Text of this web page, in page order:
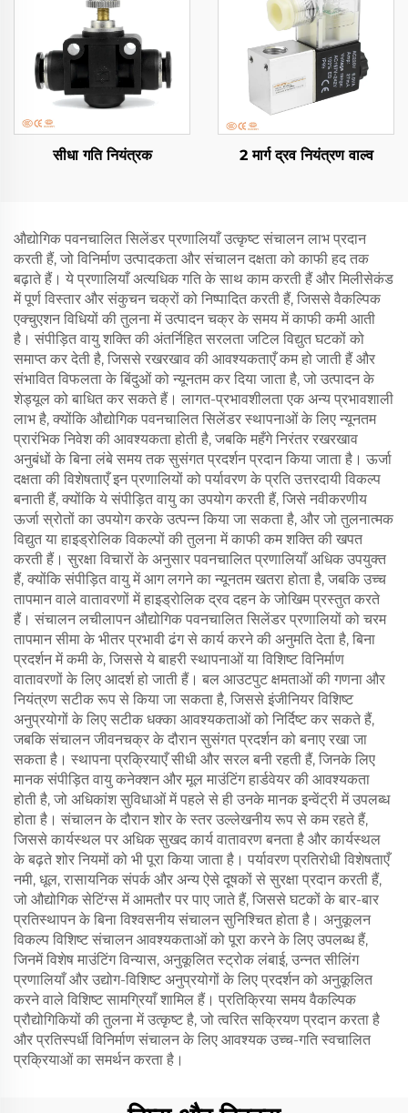
सीधा गति नियंत्रक 2 मार्ग द्रव नियंत्रण वाल्व
औद्योगिक पवनचालित सिलेंडर प्रणालियाँ उत्कृष्ट संचालन लाभ प्रदान
करती हैं, जो विनिर्माण उत्पादकता और संचालन दक्षता को काफी हद तक
बढ़ाते हैं। ये प्रणालियाँ अत्यधिक गति के साथ काम करती हैं और मिलीसेकंड
में पूर्ण विस्तार और संकुचन चक्रों को निष्पादित करती हैं, जिससे वैकल्पिक
एक्चुएशन विधियों की तुलना में उत्पादन चक्र के समय में काफी कमी आती
है। संपीड़ित वायु शक्ति की अंतर्निहित सरलता जटिल विद्युत घटकों को
समाप्त कर देती है, जिससे रखरखाव की आवश्यकताएँ कम हो जाती हैं और
संभावित विफलता के बिंदुओं को न्यूनतम कर दिया जाता है, जो उत्पादन के
शेड्यूल को बाधित कर सकते हैं। लागत-प्रभावशीलता एक अन्य प्रभावशाली
लाभ है, क्योंकि औद्योगिक पवनचालित सिलेंडर स्थापनाओं के लिए न्यूनतम
प्रारंभिक निवेश की आवश्यकता होती है, जबकि महँगे निरंतर रखरखाव
अनुबंधों के बिना लंबे समय तक सुसंगत प्रदर्शन प्रदान किया जाता है। ऊर्जा
दक्षता की विशेषताएँ इन प्रणालियों को पर्यावरण के प्रति उत्तरदायी विकल्प
बनाती हैं, क्योंकि ये संपीड़ित वायु का उपयोग करती हैं, जिसे नवीकरणीय
ऊर्जा स्रोतों का उपयोग करके उत्पन्न किया जा सकता है, और जो तुलनात्मक
विद्युत या हाइड्रोलिक विकल्पों की तुलना में काफी कम शक्ति की खपत
करती हैं। सुरक्षा विचारों के अनुसार पवनचालित प्रणालियाँ अधिक उपयुक्त
हैं, क्योंकि संपीड़ित वायु में आग लगने का न्यूनतम खतरा होता है, जबकि उच्च
तापमान वाले वातावरणों में हाइड्रोलिक द्रव दहन के जोखिम प्रस्तुत करते
हैं। संचालन लचीलापन औद्योगिक पवनचालित सिलेंडर प्रणालियों को चरम
तापमान सीमा के भीतर प्रभावी ढंग से कार्य करने की अनुमति देता है, बिना
प्रदर्शन में कमी के, जिससे ये बाहरी स्थापनाओं या विशिष्ट विनिर्माण
वातावरणों के लिए आदर्श हो जाती हैं। बल आउटपुट क्षमताओं की गणना और
नियंत्रण सटीक रूप से किया जा सकता है, जिससे इंजीनियर विशिष्ट
अनुप्रयोगों के लिए सटीक धक्का आवश्यकताओं को निर्दिष्ट कर सकते हैं,
जबकि संचालन जीवनचक्र के दौरान सुसंगत प्रदर्शन को बनाए रखा जा
सकता है। स्थापना प्रक्रियाएँ सीधी और सरल बनी रहती हैं, जिनके लिए
मानक संपीड़ित वायु कनेक्शन और मूल माउंटिंग हार्डवेयर की आवश्यकता
होती है, जो अधिकांश सुविधाओं में पहले से ही उनके मानक इन्वेंट्री में उपलब्ध
होता है। संचालन के दौरान शोर के स्तर उल्लेखनीय रूप से कम रहते हैं,
जिससे कार्यस्थल पर अधिक सुखद कार्य वातावरण बनता है और कार्यस्थल
के बढ़ते शोर नियमों को भी पूरा किया जाता है। पर्यावरण प्रतिरोधी विशेषताएँ
नमी, धूल, रासायनिक संपर्क और अन्य ऐसे दूषकों से सुरक्षा प्रदान करती हैं,
जो औद्योगिक सेटिंग्स में आमतौर पर पाए जाते हैं, जिससे घटकों के बार-बार
प्रतिस्थापन के बिना विश्वसनीय संचालन सुनिश्चित होता है। अनुकूलन
विकल्प विशिष्ट संचालन आवश्यकताओं को पूरा करने के लिए उपलब्ध हैं,
जिनमें विशेष माउंटिंग विन्यास, अनुकूलित स्ट्रोक लंबाई, उन्नत सीलिंग
प्रणालियाँ और उद्योग-विशिष्ट अनुप्रयोगों के लिए प्रदर्शन को अनुकूलित
करने वाले विशिष्ट सामग्रियाँ शामिल हैं। प्रतिक्रिया समय वैकल्पिक
प्रौद्योगिकियों की तुलना में उत्कृष्ट है, जो त्वरित सक्रियण प्रदान करता है
और प्रतिस्पर्धी विनिर्माण संचालन के लिए आवश्यक उच्च-गति स्वचालित
प्रक्रियाओं का समर्थन करता है।